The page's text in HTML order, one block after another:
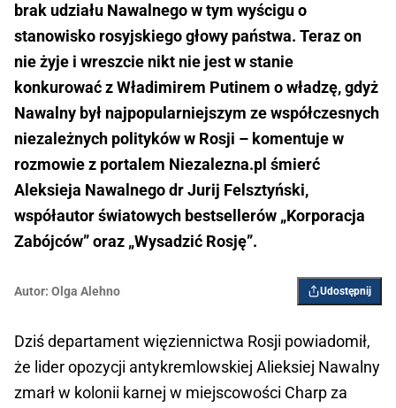
brak udziału Nawalnego w tym wyścigu o
stanowisko rosyjskiego głowy państwa. Teraz on
nie żyje i wreszcie nikt nie jest w stanie
konkurować z Władimirem Putinem o władzę, gdyż
Nawalny był najpopularniejszym ze współczesnych
niezależnych polityków w Rosji – komentuje w
rozmowie z portalem Niezalezna.pl śmierć
Aleksieja Nawalnego dr Jurij Felsztyński,
współautor światowych bestsellerów „Korporacja
Zabójców” oraz „Wysadzić Rosję”.
Autor: Olga Alehno Udostępnij
Dziś departament więziennictwa Rosji powiadomił,
że lider opozycji antykremlowskiej Alieksiej Nawalny
zmarł w kolonii karnej w miejscowości Charp za